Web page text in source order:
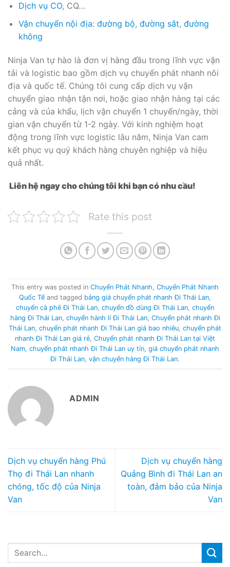
Dịch vụ CO, CQ…
Vận chuyển nội địa: đường bộ, đường sắt, đường
không
Ninja Van tự hào là đơn vị hàng đầu trong lĩnh vực vận
tải và logistic bao gồm dịch vụ chuyển phát nhanh nôi
địa và quốc tế. Chúng tôi cung cấp dịch vụ vận
chuyển giao nhận tận nơi, hoặc giao nhận hàng tại các
cảng và của khẩu, lịch vận chuyển 1 chuyến/ngày, thời
gian vận chuyển từ 1-2 ngày. Với kinh nghiệm hoạt
động trong lĩnh vực logistic lâu năm, Ninja Van cam
kết phục vụ quý khách hàng chuyên nghiệp và hiệu
quả nhất.
Liên hệ ngay cho chúng tôi khi bạn có nhu cầu!
Rate this post
This entry was posted in Chuyển Phát Nhanh, Chuyển Phát Nhanh
Quốc Tế and tagged bảng giá chuyển phát nhanh Đi Thái Lan,
chuyển cà phê Đi Thái Lan, chuyển đồ dùng Đi Thái Lan, chuyển
hàng Đi Thái Lan, chuyển hành lí Đi Thái Lan, Chuyển phát nhanh Đi
Thái Lan, chuyển phát nhanh Đi Thái Lan giá bao nhiêu, chuyển phát
nhanh Đi Thái Lan giá rẻ, Chuyển phát nhanh Đi Thái Lan tại Việt
Nam, chuyển phát nhanh Đi Thái Lan uy tín, giá chuyển phát nhanh
Đi Thái Lan, vận chuyển hàng Đi Thái Lan.
ADMIN
Dịch vụ chuyển hàng Phú
Thọ đi Thái Lan nhanh
chóng, tốc độ của Ninja
Van
Dịch vụ chuyển hàng
Quảng Bình đi Thái Lan an
toàn, đảm bảo của Ninja
Van